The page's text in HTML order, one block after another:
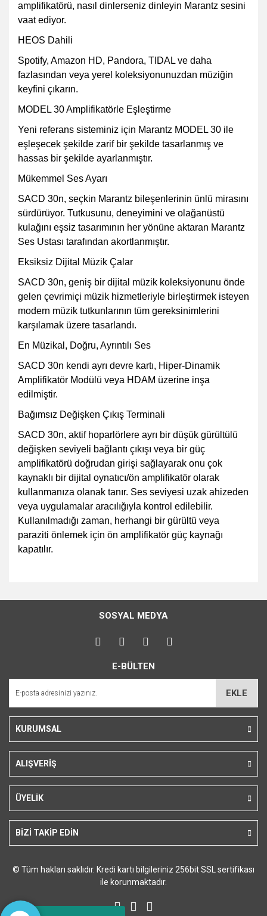
amplifikatörü, nasıl dinlerseniz dinleyin Marantz sesini
vaat ediyor.
HEOS Dahili
Spotify, Amazon HD, Pandora, TIDAL ve daha
fazlasından veya yerel koleksiyonunuzdan müziğin
keyfini çıkarın.
MODEL 30 Amplifikatörle Eşleştirme
Yeni referans sisteminiz için Marantz MODEL 30 ile
eşleşecek şekilde zarif bir şekilde tasarlanmış ve
hassas bir şekilde ayarlanmıştır.
Mükemmel Ses Ayarı
SACD 30n, seçkin Marantz bileşenlerinin ünlü mirasını
sürdürüyor. Tutkusunu, deneyimini ve olağanüstü
kulağını eşsiz tasarımının her yönüne aktaran Marantz
Ses Ustası tarafından akortlanmıştır.
Eksiksiz Dijital Müzik Çalar
SACD 30n, geniş bir dijital müzik koleksiyonunu önde
gelen çevrimiçi müzik hizmetleriyle birleştirmek isteyen
modern müzik tutkunlarının tüm gereksinimlerini
karşılamak üzere tasarlandı.
En Müzikal, Doğru, Ayrıntılı Ses
SACD 30n kendi ayrı devre kartı, Hiper-Dinamik
Amplifikatör Modülü veya HDAM üzerine inşa
edilmiştir.
Bağımsız Değişken Çıkış Terminali
SACD 30n, aktif hoparlörlere ayrı bir düşük gürültülü
değişken seviyeli bağlantı çıkışı veya bir güç
amplifikatörü doğrudan girişi sağlayarak onu çok
kaynaklı bir dijital oynatıcı/ön amplifikatör olarak
kullanmanıza olanak tanır. Ses seviyesi uzak ahizeden
veya uygulamalar aracılığıyla kontrol edilebilir.
Kullanılmadığı zaman, herhangi bir gürültü veya
paraziti önlemek için ön amplifikatör güç kaynağı
kapatılır.
konularda yetersiz gördüğünüz noktaları öneri formunu
kullanarak tarafımıza iletebilirsiniz.
Görüş ve önerileriniz için teşekkür ederiz.
Ürün açıklamasında eksik bilgiler bulunuyor.
Bu ürüne benzer farklı alternatifler olmalı.
SOSYAL MEDYA
E-BÜLTEN
EKLE
KURUMSAL
ALIŞVERİŞ
ÜYELİK
BİZİ TAKİP EDİN
© Tüm hakları saklıdır. Kredi kartı bilgileriniz 256bit SSL sertifikası
ile korunmaktadır.